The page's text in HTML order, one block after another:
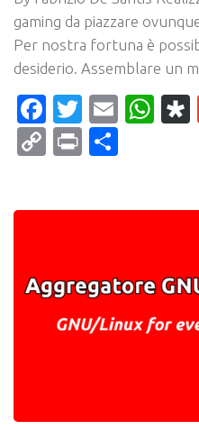
gaming da piazzare
Per nostra fortuna è
desiderio. Assemblare un
Facebook
Twitter
Email
CopyPrint